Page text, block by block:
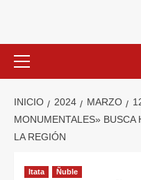
INICIO 2024 MARZO
MONUMENTALES» BUSCA
LA REGIÓN
Itata Ñuble